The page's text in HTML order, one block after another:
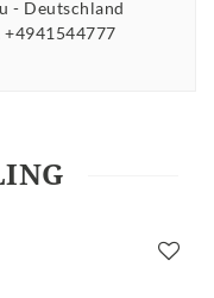
Deutschland
+4941544777